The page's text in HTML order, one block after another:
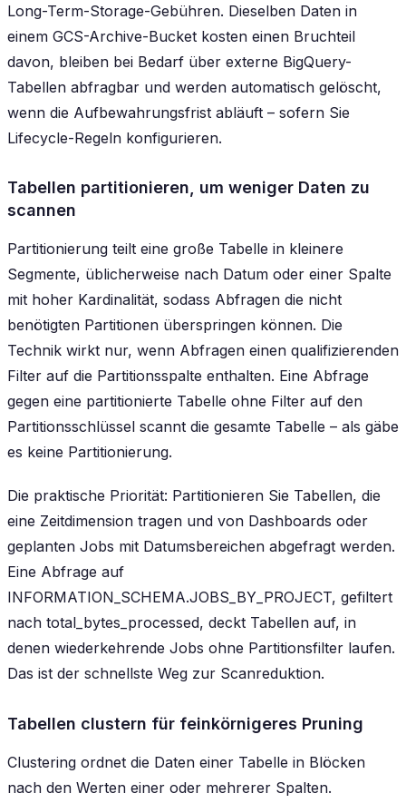
Long-Term-Storage-Gebühren. Dieselben Daten in
einem GCS-Archive-Bucket kosten einen Bruchteil
davon, bleiben bei Bedarf über externe BigQuery-
Tabellen abfragbar und werden automatisch gelöscht,
wenn die Aufbewahrungsfrist abläuft – sofern Sie
Lifecycle-Regeln konfigurieren.
Tabellen partitionieren, um weniger Daten zu
scannen
Partitionierung teilt eine große Tabelle in kleinere
Segmente, üblicherweise nach Datum oder einer Spalte
mit hoher Kardinalität, sodass Abfragen die nicht
benötigten Partitionen überspringen können. Die
Technik wirkt nur, wenn Abfragen einen qualifizierenden
Filter auf die Partitionsspalte enthalten. Eine Abfrage
gegen eine partitionierte Tabelle ohne Filter auf den
Partitionsschlüssel scannt die gesamte Tabelle – als gäbe
es keine Partitionierung.
Die praktische Priorität: Partitionieren Sie Tabellen, die
eine Zeitdimension tragen und von Dashboards oder
geplanten Jobs mit Datumsbereichen abgefragt werden.
Eine Abfrage auf
INFORMATION_SCHEMA.JOBS_BY_PROJECT, gefiltert
nach total_bytes_processed, deckt Tabellen auf, in
denen wiederkehrende Jobs ohne Partitionsfilter laufen.
Das ist der schnellste Weg zur Scanreduktion.
Tabellen clustern für feinkörnigeres Pruning
Clustering ordnet die Daten einer Tabelle in Blöcken
nach den Werten einer oder mehrerer Spalten.